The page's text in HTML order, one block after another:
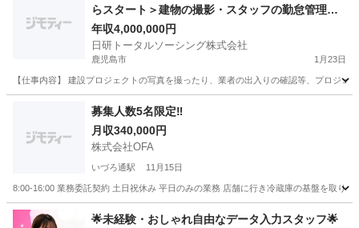
らスタート＞建物の撮影・スタッフの勤怠管理・
品質管理・書類整理
年収4,000,000円
日研トータルソーシング株式会社
鹿児島市 1月23日
【仕事内容】 建設プロジェクトの写真を撮ったり、業者の出入りの確認等、プロジ
鹿児島市 事務 未経験
募集人数5名限定‼️
月収340,000円
株式会社OFA
いづろ通駅 11月15日
8:00-16:00 業務委託契約 土日祝休み 平日のみの業務 店舗に行き冷蔵庫の基盤を取り
鹿児島 鹿児島市 いづろ通駅 一般事務 業務
🌟未経験・おしゃれ自由なデータ入力スタッフ🌟